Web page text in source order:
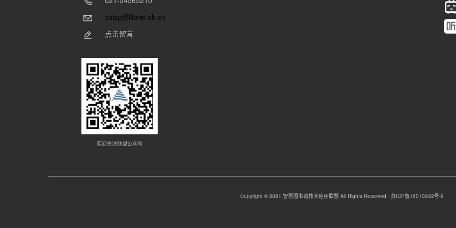
calsp@libnet.sh.cn
点击留言
欢迎关注联盟公众号
Copyright © 2021 智慧图书馆技术应用联盟 All Rights Reserved 苏ICP备16010932号-9